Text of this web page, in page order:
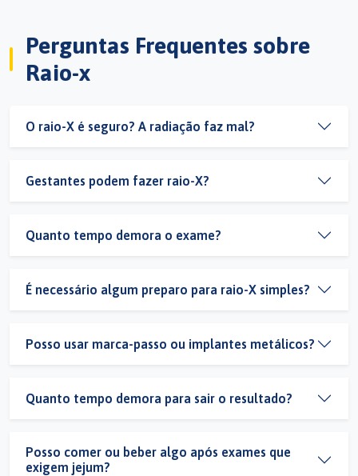
Perguntas Frequentes sobre
Raio-x
O raio-X é seguro? A radiação faz mal?
Gestantes podem fazer raio-X?
Quanto tempo demora o exame?
É necessário algum preparo para raio-X simples?
Posso usar marca-passo ou implantes metálicos?
Quanto tempo demora para sair o resultado?
Posso comer ou beber algo após exames que
exigem jejum?